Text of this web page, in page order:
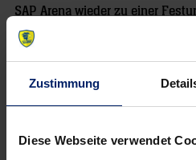
Zustimmung
Diese Webseite verwendet
SAP Arena wieder zu einer
nur gemeinsam mit unseren
beiden besten Mannschaften
Fans können sich hier online